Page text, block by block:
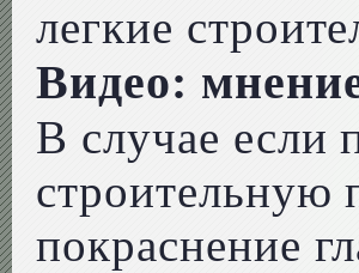
легкие
Видео:
В случае если
строительную
покраснение